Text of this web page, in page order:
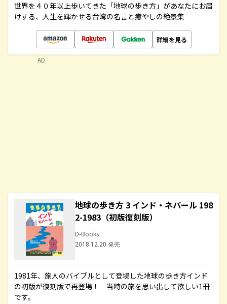
世界を４０年以上歩いてきた「地球の歩き方」があなたにお届
けする、人生を輝かせる台湾の名言と癒やしの絶景集
詳細を見る
地球の歩き方 3 インド・ネパール 198
2-1983（初版復刻版）
D-Books
2018.12.20 発売
1981年、旅人のバイブルとして登場した地球の歩き方インド
の初版が復刻版で再登場！ 当時の旅を思い出して欲しい1冊
です。
AD